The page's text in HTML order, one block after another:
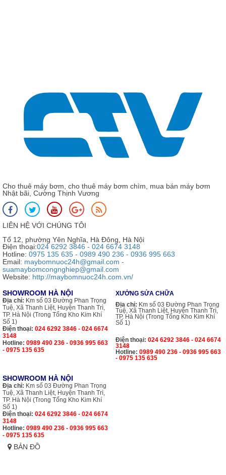
Cho thuê máy bơm, cho thuê máy bơm chìm, mua bán máy bơm
Nhật bãi, Cường Thịnh Vương
LIÊN HỆ VỚI CHÚNG TÔI
Tổ 12, phường Yên Nghĩa, Hà Đông, Hà Nội
Điện thoại:024 6292 3846 - 024 6674 3148
Hotline: 0975 135 635 - 0989 490 236 - 0936 995 663
Email: maybomnuoc24h@gmail.com -
suamaybomcongnghiep@gmail.com
Website: http://maybomnuoc24h.com.vn/
SHOWROOM HÀ NỘI
Địa chỉ: Km số 03 Đường Phan Trọng
Tuệ, Xã Thanh Liệt, Huyện Thanh Trì,
TP. Hà Nội (Trong Tổng Kho Kim Khí
Số 1)
Điện thoại: 024 6292 3846 - 024 6674
3148
Hotline: 0989 490 236 - 0936 995 663
- 0975 135 635
XƯỞNG SỬA CHỮA
Địa chỉ: Km số 03 Đường Phan Trọng
Tuệ, Xã Thanh Liệt, Huyện Thanh Trì,
TP. Hà Nội (Trong Tổng Kho Kim Khí
Số 1)
Điện thoại: 024 6292 3846 - 024 6674
3148
Hotline: 0989 490 236 - 0936 995 663
- 0975 135 635
SHOWROOM HÀ NỘI
Địa chỉ: Km số 03 Đường Phan Trọng
Tuệ, Xã Thanh Liệt, Huyện Thanh Trì,
TP. Hà Nội (Trong Tổng Kho Kim Khí
Số 1)
Điện thoại: 024 6292 3846 - 024 6674
3148
Hotline: 0989 490 236 - 0936 995 663
- 0975 135 635
BẢN ĐỒ